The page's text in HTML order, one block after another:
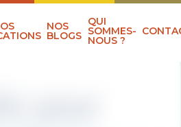
NOS
BLOGS
QUI
SOMMES-
NOUS ?